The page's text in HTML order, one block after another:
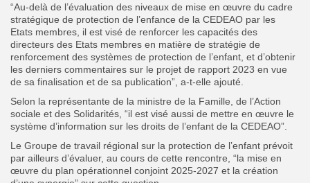
“Au-delà de l’évaluation des niveaux de mise en œuvre du cadre
stratégique de protection de l’enfance de la CEDEAO par les
Etats membres, il est visé de renforcer les capacités des
directeurs des Etats membres en matière de stratégie de
renforcement des systèmes de protection de l’enfant, et d’obtenir
les derniers commentaires sur le projet de rapport 2023 en vue
de sa finalisation et de sa publication”, a-t-elle ajouté.
Selon la représentante de la ministre de la Famille, de l’Action
sociale et des Solidarités, “il est visé aussi de mettre en œuvre le
système d’information sur les droits de l’enfant de la CEDEAO”.
Le Groupe de travail régional sur la protection de l’enfant prévoit
par ailleurs d’évaluer, au cours de cette rencontre, “la mise en
œuvre du plan opérationnel conjoint 2025-2027 et la création